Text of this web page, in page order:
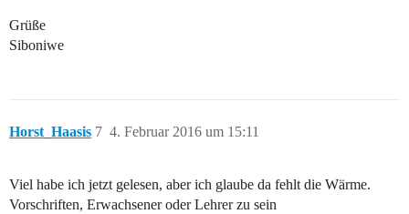
Grüße
Siboniwe
Horst_Haasis 4. Februar 2016 um 15:11
7
Viel habe ich jetzt gelesen, aber ich glaube da fehlt die Wärme.
Vorschriften, Erwachsener oder Lehrer zu sein